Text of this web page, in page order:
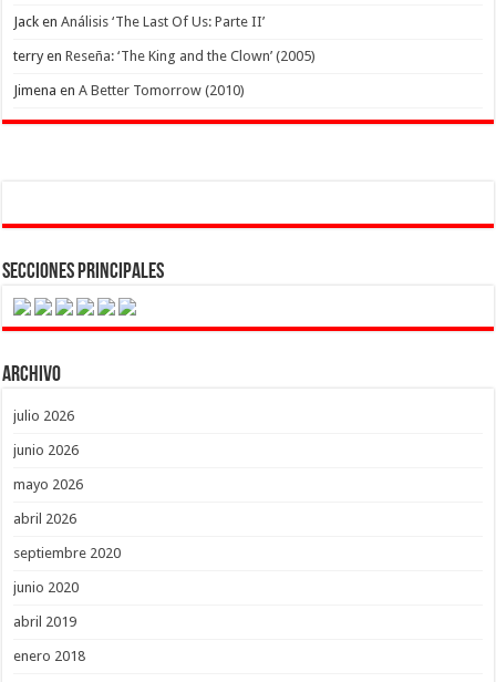
Jack enAnálisis ‘The Last Of Us: Parte II’
terryenReseña: ‘The King and the Clown’ (2005)
Jimena enA Better Tomorrow (2010)
Secciones Principales
Archivo
julio 2026
junio 2026
mayo 2026
abril 2026
septiembre 2020
junio 2020
abril 2019
enero 2018